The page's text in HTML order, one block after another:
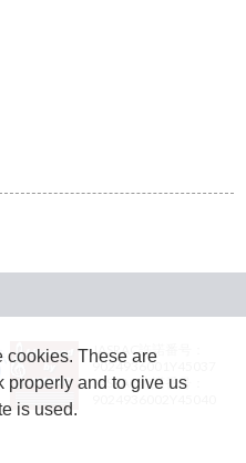
JASRAC許諾番号：
9024936001Y45037
JASRAC許諾番号：
cookies. These are
properly and to give us
is used.